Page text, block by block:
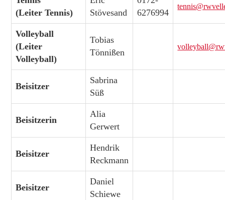
(Leiter Tennis)
Stövesand
6276994
Volleyball
(Leiter
Volleyball)
Tobias
Tönnißen
Beisitzer
Sabrina
Süß
Beisitzerin
Alia
Gerwert
Beisitzer
Hendrik
Reckmann
Beisitzer
Daniel
Schiewe